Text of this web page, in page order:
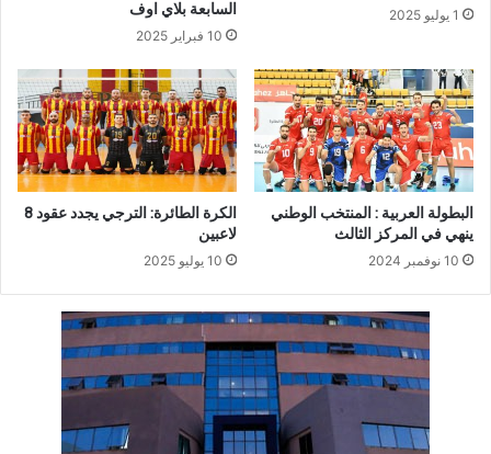
1 يوليو 2025
السابعة بلاي اوف
10 فبراير 2025
البطولة العربية : المنتخب الوطني
ينهي في المركز الثالث
10 نوفمبر 2024
الكرة الطائرة: الترجي يجدد عقود 8
لاعبين
10 يوليو 2025